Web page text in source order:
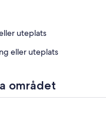
uteplats
eller uteplats
området